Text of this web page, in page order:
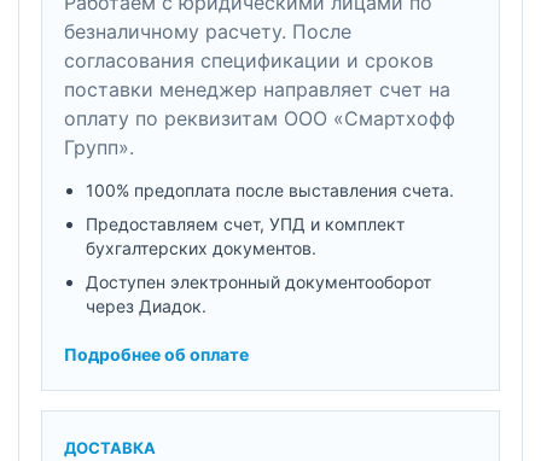
безналичному расчету. После
согласования спецификации и сроков
поставки менеджер направляет счет на
оплату по реквизитам ООО «Смартхофф
Групп».
100% предоплата после выставления счета.
Предоставляем счет, УПД и комплект
бухгалтерских документов.
Доступен электронный документооборот
через Диадок.
Подробнее об оплате
ДОСТАВКА